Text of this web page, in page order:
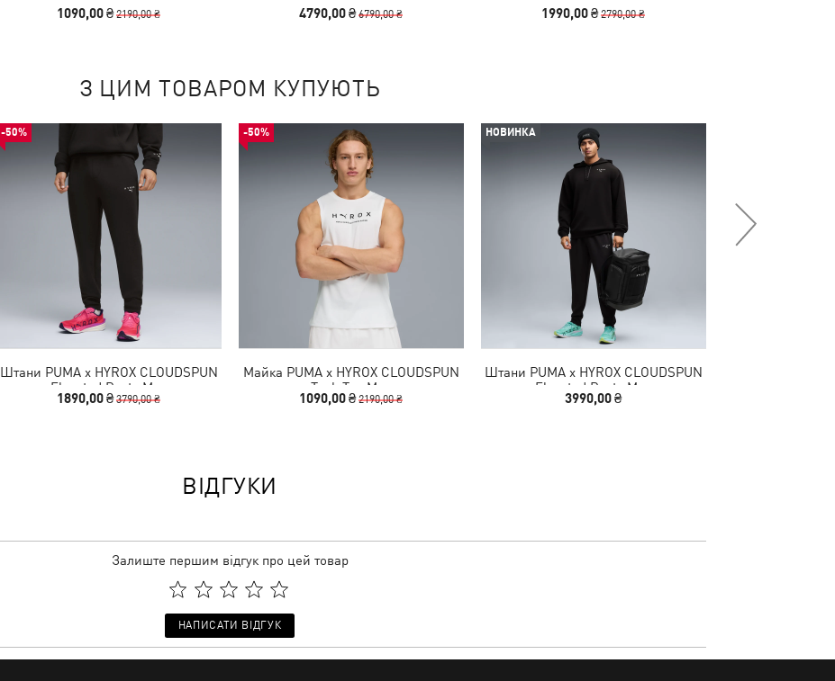
1090,00 ₴2190,00 ₴ 4790,00 ₴6790,00 ₴ 1990,00 ₴2790,00 ₴
З ЦИМ ТОВАРОМ КУПУЮТЬ
-50%
Штани PUMA x HYROX CLOUDSPUN
Elevated Pants Men
1890,00 ₴3790,00 ₴
-50%
Майка PUMA x HYROX CLOUDSPUN
Tank Top Men
1090,00 ₴2190,00 ₴
НОВИНКА
Штани PUMA x HYROX CLOUDSPUN
Elevated Pants Men
3990,00 ₴
ВІДГУКИ
Залиште першим відгук про цей товар
НАПИСАТИ ВІДГУК